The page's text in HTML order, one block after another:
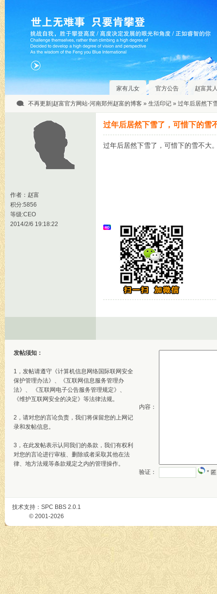
家有儿女 官方公告 赵富其
不再更新|赵富官方网站-河南郑州赵富的博客 » 生活印记 » 过年后居然下
作者： 赵富
积分:5856
等级:CEO
2014/2/6 19:18:22
过年后居然下雪了，可惜下的雪
过年后居然下雪了，可惜下的雪不大
发帖须知：
1，发帖请遵守《计算机信息网络国际联网安全
保护管理办法》、《互联网信息服务管理办
法》、 《互联网电子公告服务管理规定》、
《维护互联网安全的决定》等法律法规。
2，请对您的言论负责，我们将保留您的上网记
录和发帖信息。
3，在此发帖表示认同我们的条款，我们有权利
对您的言论进行审核、删除或者采取其他在法
律、地方法规等条款规定之内的管理操作。
内容：
验证： *
技术支持： SPC BBS 2.0.1
© 2001-2026